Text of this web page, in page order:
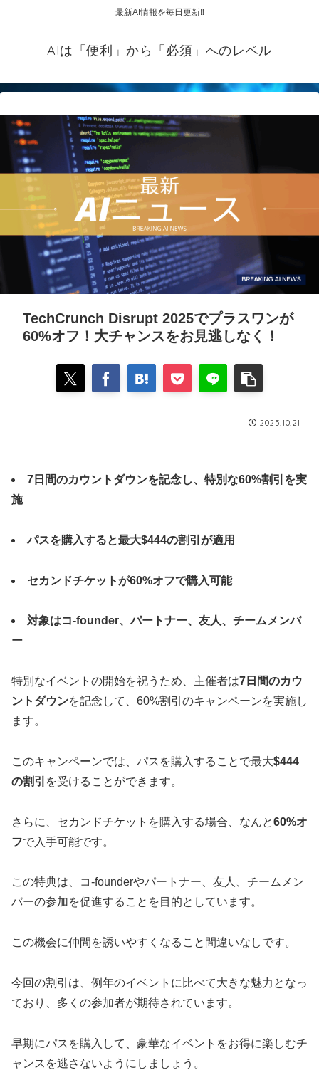
最新AI情報を毎日更新‼
AIは「便利」から「必須」へのレベル
TechCrunch Disrupt 2025でプラスワンが
60%オフ！大チャンスをお見逃しなく！
2025.10.21
7日間のカウントダウンを記念し、特別な60%割引を実
施
パスを購入すると最大$444の割引が適用
セカンドチケットが60%オフで購入可能
対象はコ-founder、パートナー、友人、チームメンバ
ー
特別なイベントの開始を祝うため、主催者は7日間のカウ
ントダウンを記念して、60%割引のキャンペーンを実施し
ます。
このキャンペーンでは、パスを購入することで最大$444
の割引 を受けることができます。
さらに、セカンドチケットを購入する場合、なんと60%オ
フで入手可能です。
この特典は、コ-founderやパートナー、友人、チームメン
バーの参加を促進することを目的としています。
この機会に仲間を誘いやすくなること間違いなしです。
今回の割引は、例年のイベントに比べて大きな魅力となっ
ており、多くの参加者が期待されています。
早期にパスを購入して、豪華なイベントをお得に楽しむチ
ャンスを逃さないようにしましょう。